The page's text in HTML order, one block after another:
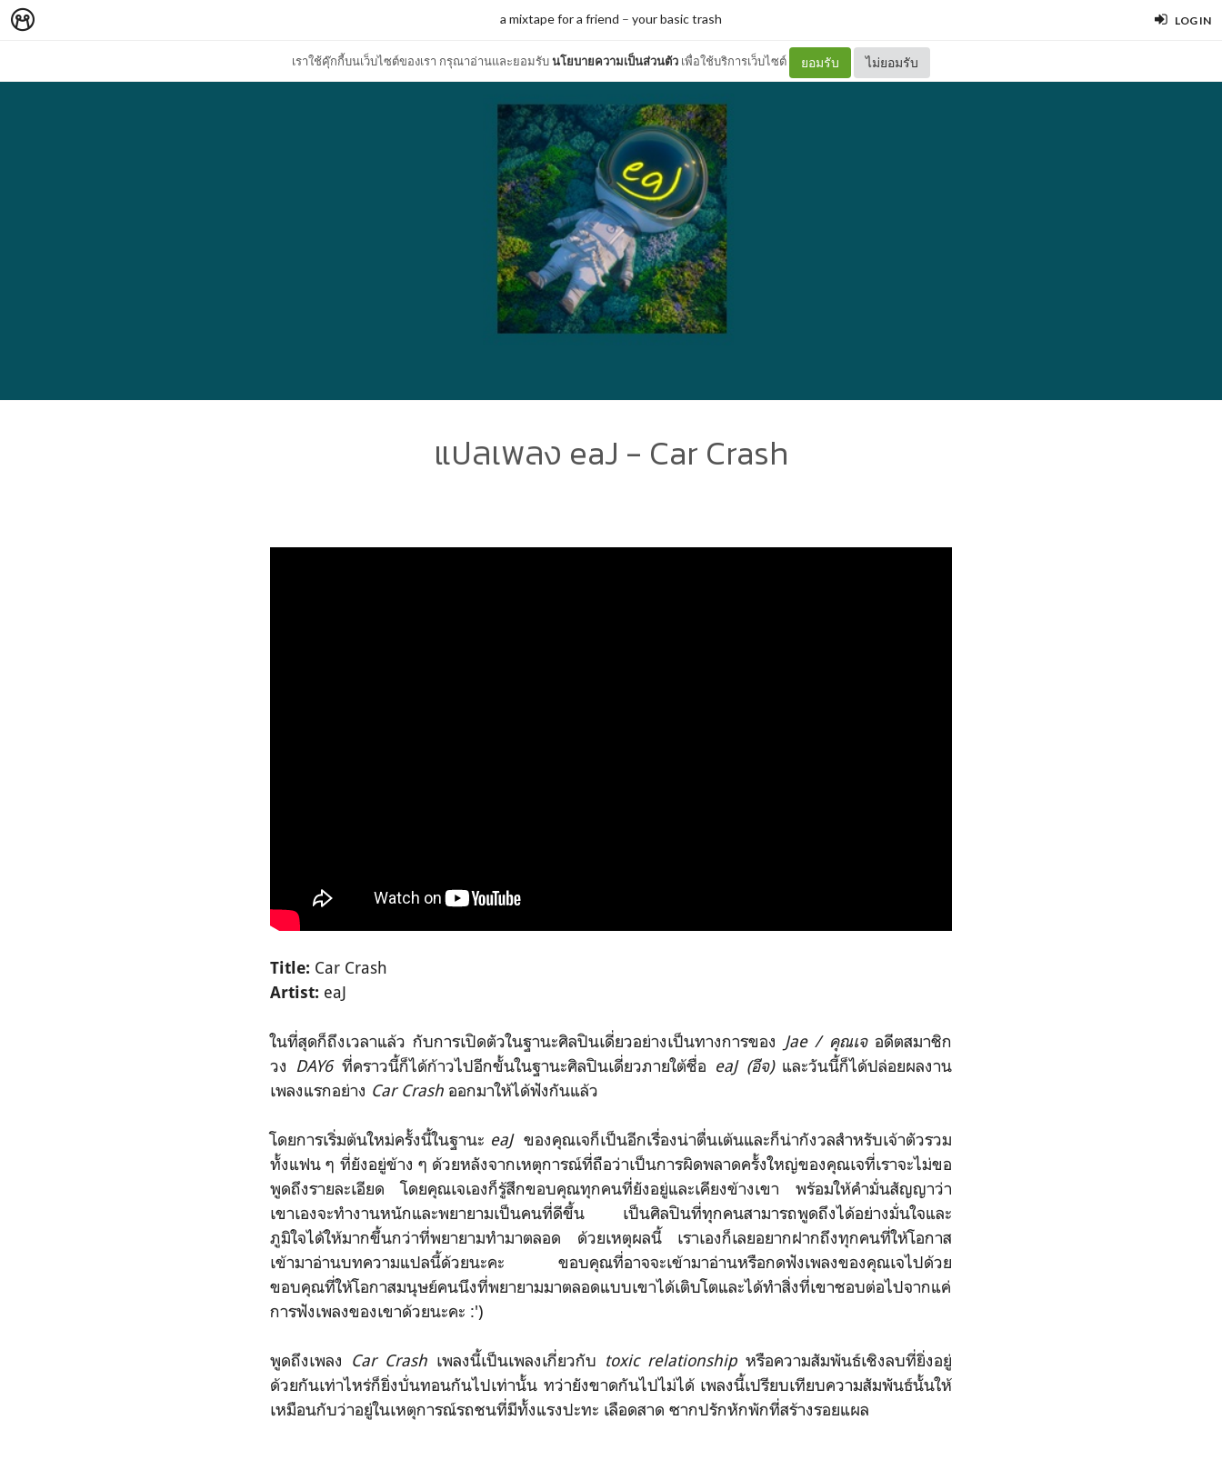
LOG IN
เราใช้คุ๊กกี้บนเว็บไซต์ของเรา กรุณาอ่านและยอมรับนโยบายความเป็นส่วนตัว เพื่อใช้บริการเว็บไซต์ ยอมรับ ไม่ยอมรับ
a mixtape for a friend – your basic trash
แปลเพลง eaJ - Car Crash
Title: Car Crash
Artist: eaJ
ในที่สุดก็ถึงเวลาแล้ว กับการเปิดตัวในฐานะศิลปินเดี่ยวอย่างเป็นทางการของ Jae / คุณเจอดีตสมาชิก
วง DAY6ที่คราวนี้ก็ได้ก้าวไปอีกขั้นในฐานะศิลปินเดี่ยวภายใต้ชื่อ eaJ (อีจ)และวันนี้ก็ได้ปล่อยผลงาน
เพลงแรกอย่าง Car Crash ออกมาให้ได้ฟังกันแล้ว
โดยการเริ่มต้นใหม่ครั้งนี้ในฐานะ eaJของคุณเจก็เป็นอีกเรื่องน่าตื่นเต้นและก็น่ากังวลสำหรับเจ้าตัวรวม
ทั้งแฟน ๆ ที่ยังอยู่ข้าง ๆ ด้วยหลังจากเหตุการณ์ที่ถือว่าเป็นการผิดพลาดครั้งใหญ่ของคุณเจที่เราจะไม่ขอ
พูดถึงรายละเอียด โดยคุณเจเองก็รู้สึกขอบคุณทุกคนที่ยังอยู่และเคียงข้างเขา พร้อมให้คำมั่นสัญญาว่า
เขาเองจะทำงานหนักและพยายามเป็นคนที่ดีขึ้น เป็นศิลปินที่ทุกคนสามารถพูดถึงได้อย่างมั่นใจและ
ภูมิใจได้ให้มากขึ้นกว่าที่พยายามทำมาตลอด ด้วยเหตุผลนี้ เราเองก็เลยอยากฝากถึงทุกคนที่ให้โอกาส
เข้ามาอ่านบทความแปลนี้ด้วยนะคะ ขอบคุณที่อาจจะเข้ามาอ่านหรือกดฟังเพลงของคุณเจไปด้วย
ขอบคุณที่ให้โอกาสมนุษย์คนนึงที่พยายามมาตลอดแบบเขาได้เติบโตและได้ทำสิ่งที่เขาชอบต่อไปจากแค่
การฟังเพลงของเขาด้วยนะคะ :')
พูดถึงเพลง Car Crash เพลงนี้เป็นเพลงเกี่ยวกับ toxic relationshipหรือความสัมพันธ์เชิงลบที่ยิ่งอยู่
ด้วยกันเท่าไหร่ก็ยิ่งบั่นทอนกันไปเท่านั้น ทว่ายังขาดกันไปไม่ได้ เพลงนี้เปรียบเทียบความสัมพันธ์นั้นให้
เหมือนกับว่าอยู่ในเหตุการณ์รถชนที่มีทั้งแรงปะทะ เลือดสาด ซากปรักหักพักที่สร้างรอยแผล